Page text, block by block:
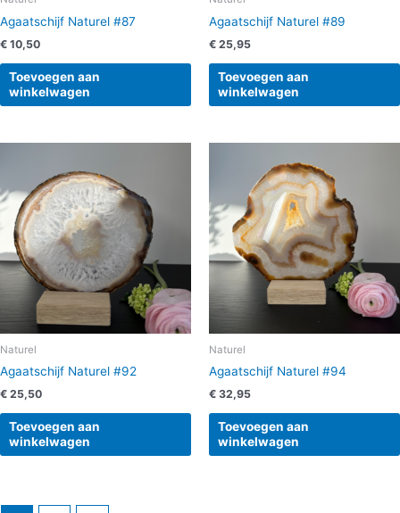
Agaatschijf Naturel #87
€ 10,50
Toevoegen aan
winkelwagen
Agaatschijf Naturel #89
€ 25,95
Toevoegen aan
winkelwagen
Naturel
Agaatschijf Naturel #92
€ 25,50
Toevoegen aan
winkelwagen
Naturel
Agaatschijf Naturel #94
€ 32,95
Toevoegen aan
winkelwagen